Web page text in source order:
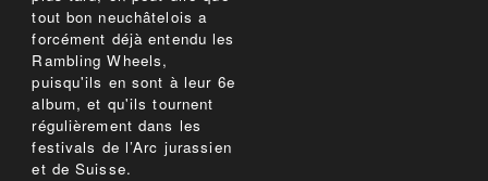
tout bon neuchâtelois a
forcément déjà entendu les
Rambling Wheels,
puisqu'ils en sont à leur 6e
album, et qu'ils tournent
régulièrement dans les
festivals de l’Arc jurassien
et de Suisse.